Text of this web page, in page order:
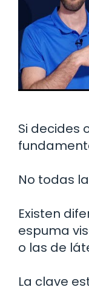
Si decides
No todas
Existen
espuma
o las de
La clave